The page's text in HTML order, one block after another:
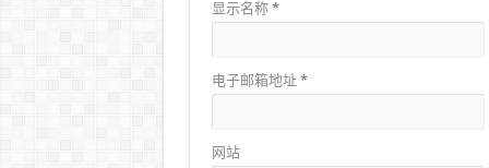
显示名称 *
电子邮箱地址 *
网站